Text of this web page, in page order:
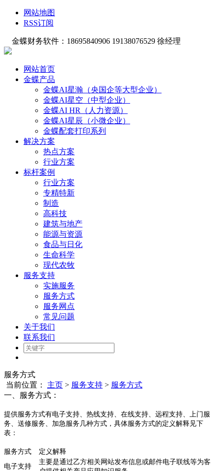
网站地图
RSS订阅
金蝶财务软件：18695840906 19138076529 徐经理
网站首页
金蝶产品
金蝶AI星瀚（央国企等大型企业）
金蝶AI星空（中型企业）
金蝶AI HR（人力资源）
金蝶AI星辰（小微企业）
金蝶配套打印系列
解决方案
热点方案
行业方案
标杆案例
行业方案
专精特新
制造
高科技
建筑与地产
能源与资源
食品与日化
生命科学
现代农牧
服务支持
实施服务
服务方式
服务网点
常见问题
关于我们
联系我们
服务方式
当前位置： 主页 > 服务支持 > 服务方式
一、服务方式：
提供服务方式有电子支持、热线支持、在线支持、远程支持、上门服
务、送修服务、加急服务几种方式，具体服务方式的定义解释见下
表：
服务方式
定义解释
电子支持
主要是通过乙方相关网站发布信息或邮件电子联线等为客